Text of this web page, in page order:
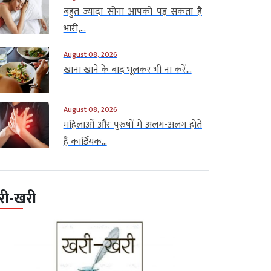
बहुत ज्यादा सोना आपको पड़ सकता है
भारी,...
August 08, 2026
खाना खाने के बाद भूलकर भी ना करें...
August 08, 2026
महिलाओं और पुरुषों में अलग-अलग होते
हैं कार्डियक...
खरी